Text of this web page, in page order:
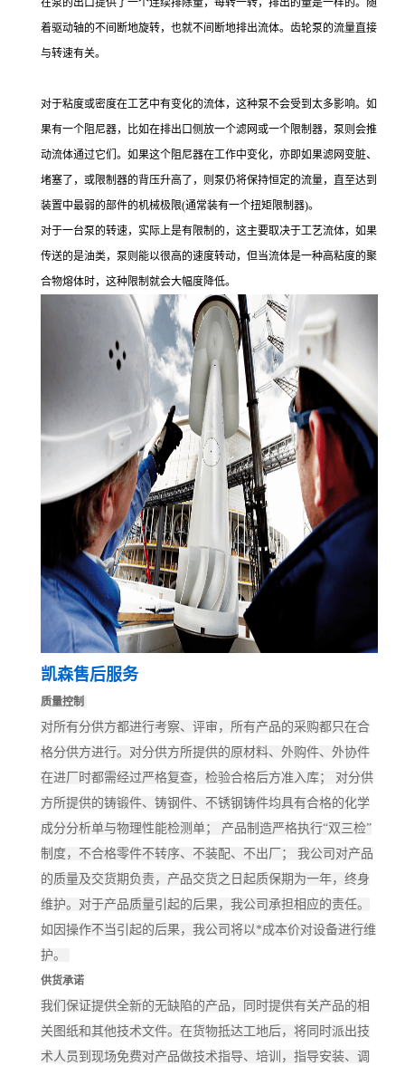
在泵的出口提供了一个连续排除量，每转一转，排出的量是一样的。随
着驱动轴的不间断地旋转，也就不间断地排出流体。齿轮泵的流量直接
与转速有关。
对于粘度或密度在工艺中有变化的流体，这种泵不会受到太多影响。如
果有一个阻尼器，比如在排出口侧放一个滤网或一个限制器，泵则会推
动流体通过它们。如果这个阻尼器在工作中变化，亦即如果滤网变脏、
堵塞了，或限制器的背压升高了，则泵仍将保持恒定的流量，直至达到
装置中最弱的部件的机械极限(通常装有一个扭矩限制器)。
对于一台泵的转速，实际上是有限制的，这主要取决于工艺流体，如果
传送的是油类，泵则能以很高的速度转动，但当流体是一种高粘度的聚
合物熔体时，这种限制就会大幅度降低。
凯森售后服务
质量控制
对所有分供方都进行考察、评审，所有产品的采购都只在合
格分供方进行。对分供方所提供的原材料、外购件、外协件
在进厂时都需经过严格复查，检验合格后方准入库； 对分供
方所提供的铸锻件、铸钢件、不锈钢铸件均具有合格的化学
成分分析单与物理性能检测单； 产品制造严格执行“双三检”
制度，不合格零件不转序、不装配、不出厂； 我公司对产品
的质量及交货期负责，产品交货之日起质保期为一年，终身
维护。对于产品质量引起的后果，我公司承担相应的责任。
如因操作不当引起的后果，我公司将以*成本价对设备进行维
护。
供货承诺
我们保证提供全新的无缺陷的产品，同时提供有关产品的相
关图纸和其他技术文件。在货物抵达工地后，将同时派出技
术人员到现场免费对产品做技术指导、培训，指导安装、调